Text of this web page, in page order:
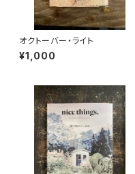
オクトーバー・ライト
¥1,000